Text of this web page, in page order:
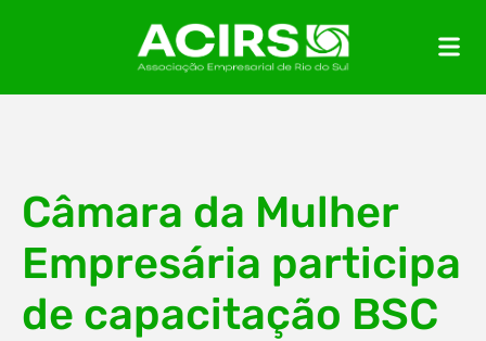
Câmara da Mulher
Empresária participa
de capacitação BSC